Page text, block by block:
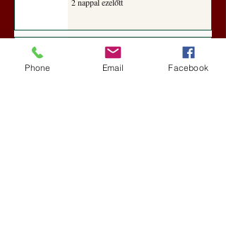
Darai Lajos: Naplóbölcsességeim
Phone Email Facebook